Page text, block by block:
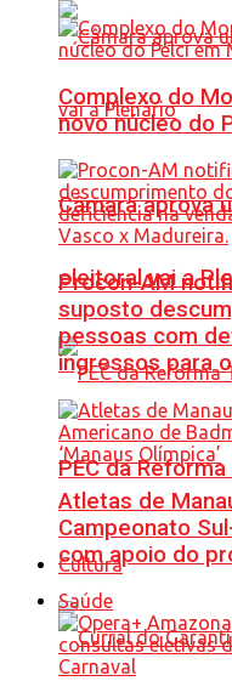
Câmara aprova
eleitoral vai a
PEC da
Cultura
Complexo do
novo núcleo do
Procon-AM
suposto
pessoas com
ingressos para
Atletas de
Campeonato
com apoio do
Saúde